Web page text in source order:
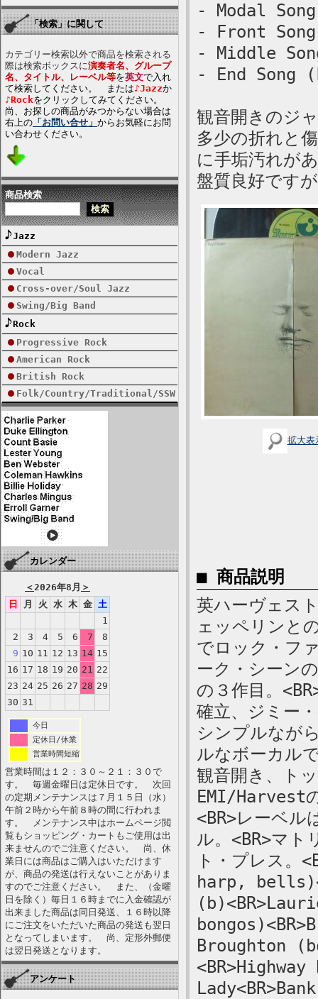
「検索」に関して
カテゴリー検索以外で商品を検索される
際は検索ボックスに演奏者名、グループ
名、タイトル、レーベル等を英文で入れ
て検索してください。 または♪Jazzか
♪Rockをクリックしてみてください。
尚、お探しの商品がみつからない場合は
右上の 「お問い合せ」 からお気軽にお問
い合わせください。
商品検索
Jazz
Modern Jazz
Vocal
Cross-over/Soul Jazz
Swing/Big Band
Rock
Progressive Rock
American Rock
British Rock
Folk/Country/Traditional/SSW
カレンダー
＜2026年8月 ＞
日
月 火 水 木 金 土
1
2
3 4 5 6 7
8
9 10 11 12 13 14 15
16 17 18 19 20 21 22
23 24 25 26 27 28 29
30 31
今日
定休日/休業
営業時間短縮
営業時間は１２：３０～２１：３０で
す。 毎週金曜日は定休日です。 次回
の定期メンテナンスは７月１５日（水）
午前２時から午前８時の間に行われま
す。 メンテナンス中はホームページ閲
覧もショッピング・カートもご使用は出
来ませんのでご注意ください。 尚、休
業日には商品はご購入はいただけます
が、商品の発送は行えないことがありま
すのでご注意ください。 また、（金曜
日を除く）毎日１６時までに入金確認が
出来ました商品は同日発送、１６時以降
にご注文をいただいた商品の発送も翌日
となってしまいます。 尚、定形外郵便
は翌日発送となります。
アンケート
- Modal
- Front Song
- Middle
- End Song
観音開きのジ
多少の折れと
に手垢汚れが
盤質良好です
拡大表
■ 商品説明
英ハーヴェス
ェッペリンと
でロック・フ
ーク・シーン
の３作目。
確立、ジミー
シンプルなが
ルなボーカル
観音開き、ト
EMI/Harvest
<BR>レーベル
ル。<BR>マト
ト・プレス
harp,
Broughton